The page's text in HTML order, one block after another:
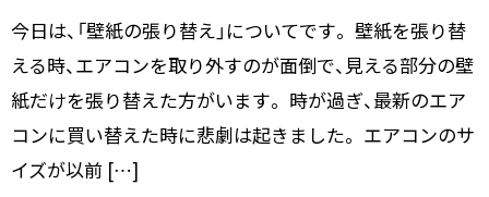
今日は、「壁紙の張り替え」についてです。 壁紙を張り替
える時、エアコンを取り外すのが面倒で、見える部分の壁
紙だけを張り替えた方がいます。 時が過ぎ、最新のエア
コンに買い替えた時に悲劇は起きました。 エアコンのサ
イズが以前 […]